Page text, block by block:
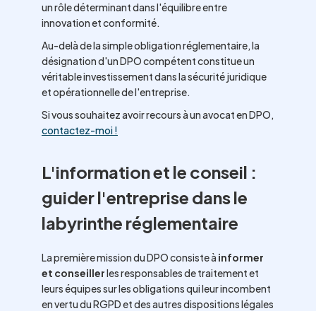
un rôle déterminant dans l'équilibre entre
innovation et conformité.
Au-delà de la simple obligation réglementaire, la
désignation d'un DPO compétent constitue un
véritable investissement dans la sécurité juridique
et opérationnelle de l'entreprise.
Si vous souhaitez avoir recours à un avocat en DPO,
contactez-moi !
L'information et le conseil :
guider l'entreprise dans le
labyrinthe réglementaire
La première mission du DPO consiste à informer
et conseillerles responsables de traitement et
leurs équipes sur les obligations qui leur incombent
en vertu du RGPD et des autres dispositions légales